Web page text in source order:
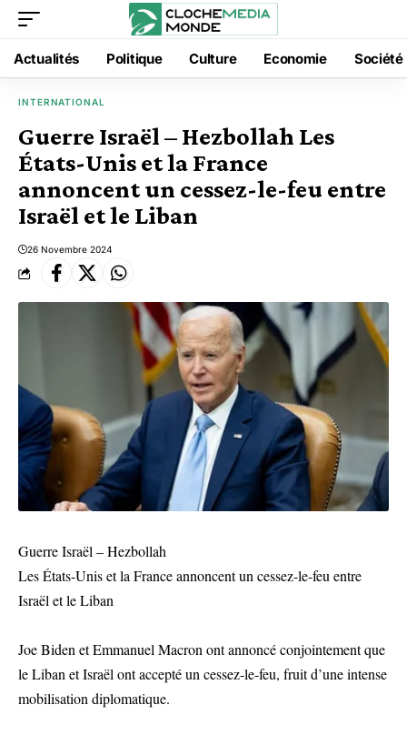
Actualités Politique Culture Economie Société
INTERNATIONAL
Guerre Israël – Hezbollah Les
États-Unis et la France
annoncent un cessez-le-feu entre
Israël et le Liban
26 Novembre 2024
Guerre Israël – Hezbollah
Les États-Unis et la France annoncent un cessez-le-feu entre
Israël et le Liban
Joe Biden et Emmanuel Macron ont annoncé conjointement que
le Liban et Israël ont accepté un cessez-le-feu, fruit d’une intense
mobilisation diplomatique.